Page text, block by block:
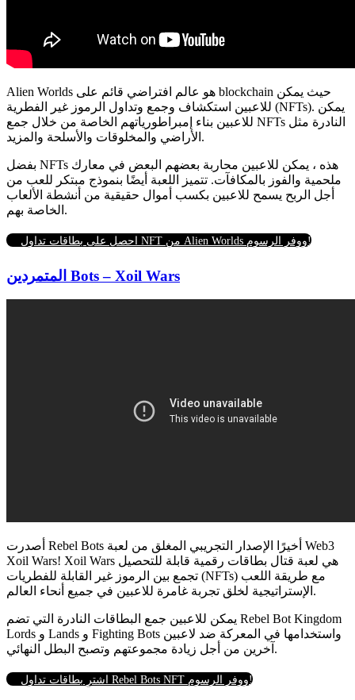
Alien Worlds هو عالم افتراضي قائم على blockchain حيث يمكن
للاعبين استكشاف وجمع وتداول الرموز غير الفطرية (NFTs). يمكن
للاعبين بناء إمبراطورياتهم الخاصة من خلال جمع NFTs النادرة مثل
الأراضي والمخلوقات والأسلحة والمزيد.
بفضل NFTs هذه ، يمكن للاعبين محاربة بعضهم البعض في معارك
ملحمية والفوز بالمكافآت. تتميز اللعبة أيضًا بنموذج مبتكر للعب من
أجل الربح يسمح للاعبين بكسب أموال حقيقية من أنشطة الألعاب
الخاصة بهم.
احصل على بطاقات تداول NFT من Alien Worlds ووفر الرسوم!
المتمردين Bots – Xoil Wars
أصدرت Rebel Bots أخيرًا الإصدار التجريبي المغلق من لعبة Web3
Xoil Wars! Xoil Wars هي لعبة قتال بطاقات رقمية قابلة للتحصيل
تجمع بين الرموز غير القابلة للفطريات (NFTs) مع طريقة اللعب
الإستراتيجية لخلق تجربة غامرة للاعبين في جميع أنحاء العالم.
يمكن للاعبين جمع البطاقات النادرة التي تضم Rebel Bot Kingdom
Lords و Lands و Fighting Bots واستخدامها في المعركة ضد لاعبين
آخرين من أجل زيادة مجموعتهم وتصبح البطل النهائي.
اشترِ بطاقات تداول Rebel Bots NFT ووفر الرسوم!